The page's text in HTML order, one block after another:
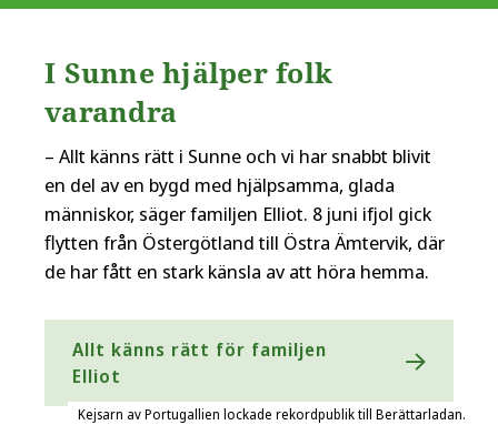
I Sunne hjälper folk
varandra
– Allt känns rätt i Sunne och vi har snabbt blivit
en del av en bygd med hjälpsamma, glada
människor, säger familjen Elliot. 8 juni ifjol gick
flytten från Östergötland till Östra Ämtervik, där
de har fått en stark känsla av att höra hemma.
Allt känns rätt för familjen
Elliot
Kejsarn av Portugallien lockade rekordpublik till Berättarladan.